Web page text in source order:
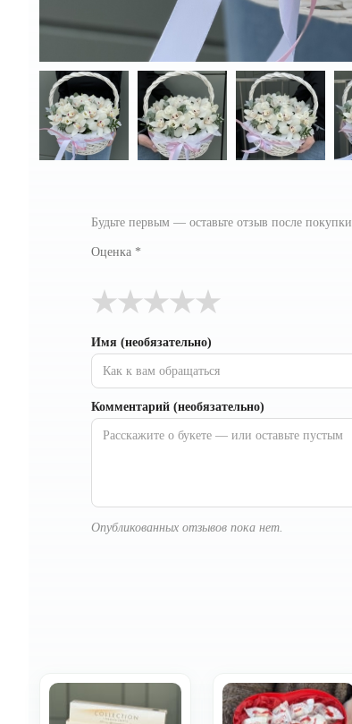
Будьте первым — оставьте отзыв после покупки.
Оценка *
★
★
★
★
★
Имя (необязательно)
Комментарий (необязательно)
Опубликованных отзывов пока нет.